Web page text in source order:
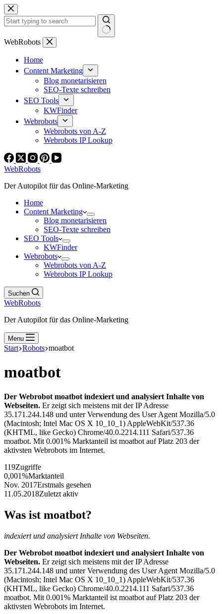
Zum
Inhalt
springen
Keine
WebRobots
Home
Content Marketing
Blog monetarisieren
SEO-Texte schreiben
SEO Tools
KWFinder
Webrobots
Webrobots von A-Z
Webrobots IP Lookup
WebRobots
Der Autopilot für das Online-Marketing
Home
Content Marketing
Blog monetarisieren
SEO-Texte schreiben
SEO Tools
KWFinder
Webrobots
Webrobots von A-Z
Webrobots IP Lookup
Suchen
WebRobots
Der Autopilot für das Online-Marketing
Menu
Start Robots moatbot
moatbot
Der Webrobot moatbot indexiert und analysiert Inhalte von
Webseiten. Er zeigt sich meistens mit der IP Adresse
35.171.244.148 und unter Verwendung des User Agent Mozilla/5.0
(Macintosh; Intel Mac OS X 10_10_1) AppleWebKit/537.36
(KHTML, like Gecko) Chrome/40.0.2214.111 Safari/537.36
moatbot. Mit 0.001% Marktanteil ist moatbot auf Platz 203 der
aktivsten Webrobots im Internet.
119Zugriffe
0,001%Marktanteil
Nov. 2017Erstmals gesehen
11.05.2018Zuletzt aktiv
Was ist moatbot?
indexiert und analysiert Inhalte von Webseiten.
Der Webrobot moatbot indexiert und analysiert Inhalte von
Webseiten. Er zeigt sich meistens mit der IP Adresse
35.171.244.148 und unter Verwendung des User Agent Mozilla/5.0
(Macintosh; Intel Mac OS X 10_10_1) AppleWebKit/537.36
(KHTML, like Gecko) Chrome/40.0.2214.111 Safari/537.36
moatbot. Mit 0.001% Marktanteil ist moatbot auf Platz 203 der
aktivsten Webrobots im Internet.